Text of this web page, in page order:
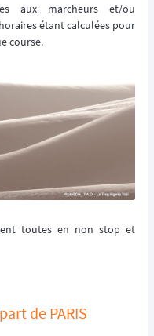
aux marcheurs et/ou
étant calculées pour
course.
toutes en non stop et
de PARIS